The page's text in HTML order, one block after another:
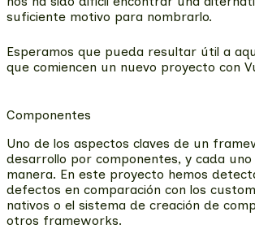
suficiente motivo para nombrarlo.
Esperamos que pueda resultar útil a
que comiencen un nuevo proyecto con
Componentes
Uno de los aspectos claves de un
desarrollo por componentes, y cada uno
manera. En este proyecto hemos
defectos en comparación con los
nativos o el sistema de creación de
otros frameworks.